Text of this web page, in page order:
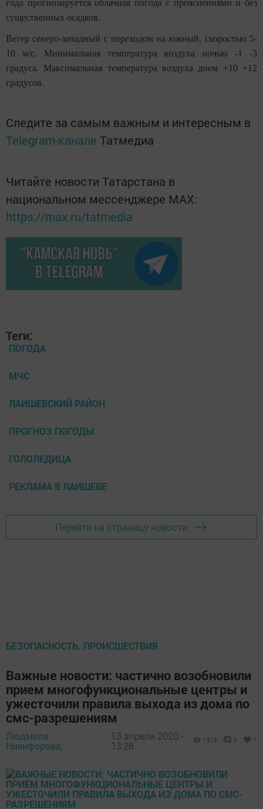
года прогнозируется облачная погода с прояснениями и без
существенных осадков.
Ветер северо-западный с переходом на южный, скоростью 5-
10 м/с. Минимальная температура воздуха ночью -1 -3
градуса. Максимальная температура воздуха днем +10 +12
градусов.
Следите за самым важным и интересным в
Telegram-канале Татмедиа
Читайте новости Татарстана в
национальном мессенджере MАХ:
https://max.ru/tatmedia
Теги:
ПОГОДА
МЧС
ЛАИШЕВСКИЙ РАЙОН
ПРОГНОЗ ПОГОДЫ
ГОЛОЛЕДИЦА
РЕКЛАМА В ЛАИШЕВЕ
Перейти на страницу новости
БЕЗОПАСНОСТЬ. ПРОИСШЕСТВИЯ
Важные новости: частично возобновили
прием многофункциональные центры и
ужесточили правила выхода из дома по
смс-разрешениям
Людмила
Никифорова,
13 апреля 2020 -
13:28
1519 0 1